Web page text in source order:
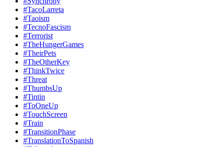
#TacoLarreta
#Taoism
#TecnoFascism
#Terrorist
#TheHungerGames
#TheirPets
#TheOtherKey
#ThinkTwice
#Threat
#ThumbsUp
#Tintin
#ToOneUp
#TouchScreen
#Train
#TransitionPhase
#TranslationToSpanish